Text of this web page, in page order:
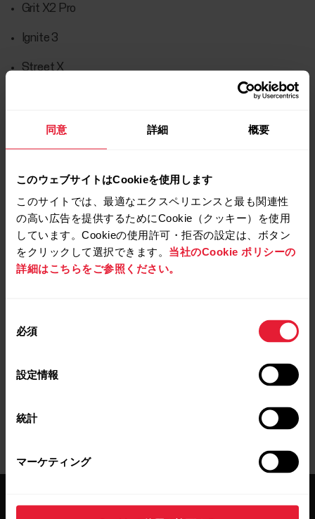
同意 詳細 概要
このウェブサイトはCookieを使用します
このサイトでは、最適なエクスペリエンスと最も関連性
の高い広告を提供するためにCookie（クッキー）を使用
しています。Cookieの使用許可・拒否の設定は、ボタン
をクリックして選択できます。 当社のCookie ポリシーの
詳細はこちらをご参照ください。
必須
設定情報
統計
マーケティング
Grit X2 Pro
Ignite 3
Street X
Vantage V3
アプリとの同期をお勧めします。
FlowSyncは腕時計の一部の機能に対応し
ていないため、部分的にデータが同期さ
れない場合があります。これらのデータ
には、ルート、お気に入りや目標、そし
Flowアプリと同期することをおすすめし